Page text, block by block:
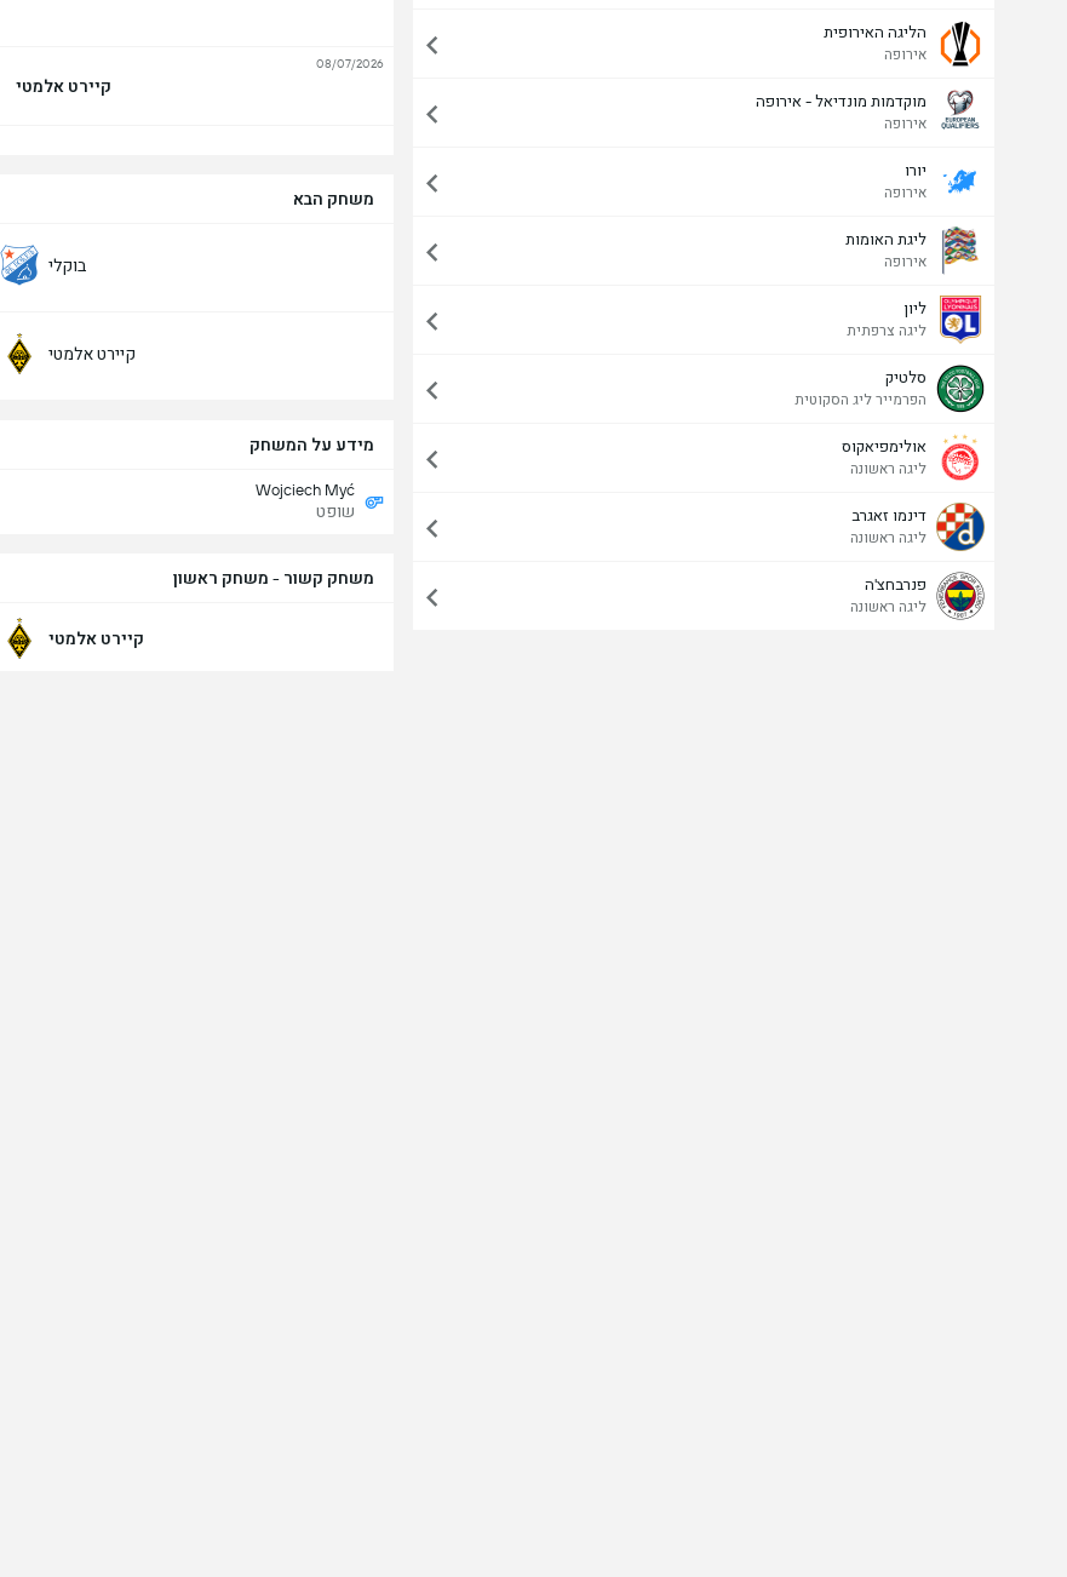
הליגה האירופית
אירופה
מוקדמות מונדיאל - אירופה
אירופה
יורו
אירופה
ליגת האומות
אירופה
ליון
ליגה צרפתית
סלטיק
הפרמייר ליג הסקוטית
אולימפיאקוס
ליגה ראשונה
דינמו זאגרב
ליגה ראשונה
פנרבחצ'ה
ליגה ראשונה
משחק הבא
בוקלי
קיירט אלמטי
משחק קשור - משחק ראשון
קיירט אלמטי
מידע על המשחק
Wojciech Myć
שופט
קיירט אלמטי
08/07/2026